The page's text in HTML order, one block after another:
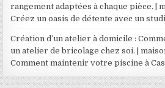
rangement adaptées à chaque pièce. |
Créez un oasis de détente avec un
Création d’un atelier à domicile :
un atelier de bricolage chez soi. |
Comment maintenir votre piscine à